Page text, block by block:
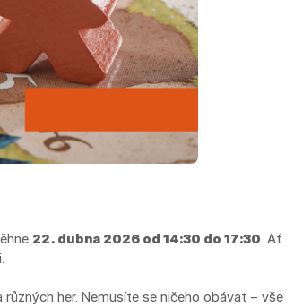
22. dubna 2026 od 14:30 do 17:30 . Ať
her. Nemusíte se ničeho obávat – vše